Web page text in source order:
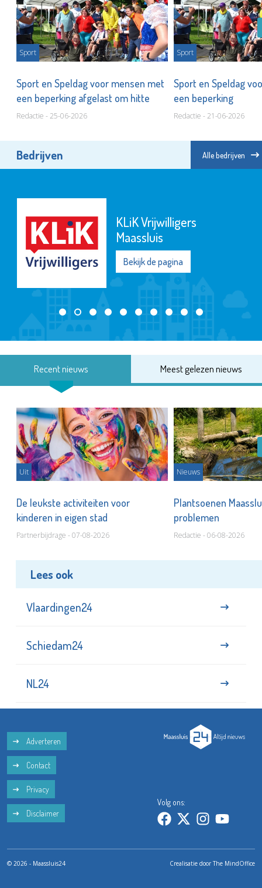
Sport
Sport en Speldag voor mensen met
een beperking afgelast om hitte
Redactie - 25-06-2026
Sport
Sport en Speldag
een beperking
Redactie - 21-06-2026
Bedrijven Alle bedrijven
KLiK Vrijwilligers
Maassluis
Bekijk de pagina
Recent nieuws Meest gelezen nieuws
Uit
De leukste activiteiten voor
kinderen in eigen stad
Partnerbijdrage - 07-08-2026
Nieuws
Plantsoenen
problemen
Redactie - 06-08-2026
Lees ook
Vlaardingen24
Schiedam24
NL24
Adverteren
Contact
Privacy
Disclaimer
Volg ons:
© 2026 - Maassluis24 Crealisatie doorThe MindOffice